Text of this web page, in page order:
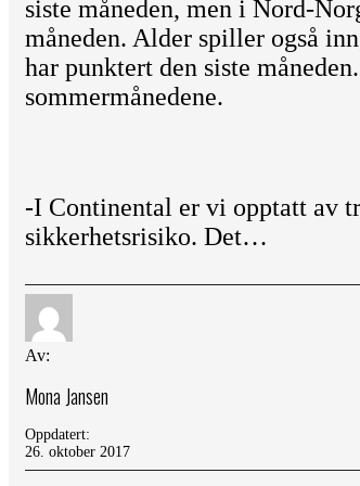
siste måneden, men i Nord-
måneden. Alder spiller også
har punktert den siste
sommermånedene.
-I Continental er vi opptatt av
sikkerhetsrisiko. Det…
Av:
Mona Jansen
Oppdatert:
26. oktober 2017